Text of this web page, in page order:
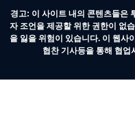
경고: 이 사이트 내의 콘텐츠들은
자 조언을 제공할 위한 권한이 없
을 잃을 위험이 있습니다. 이 웹사
협찬 기사등을 통해 협업